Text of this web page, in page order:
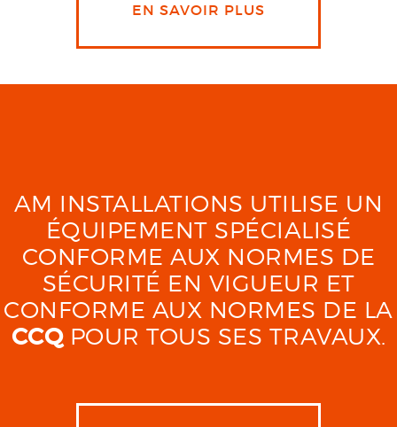
EN SAVOIR PLUS
AM INSTALLATIONS UTILISE UN
ÉQUIPEMENT SPÉCIALISÉ
CONFORME AUX NORMES DE
SÉCURITÉ EN VIGUEUR ET
CONFORME AUX NORMES DE LA
CCQPOUR TOUS SES TRAVAUX.